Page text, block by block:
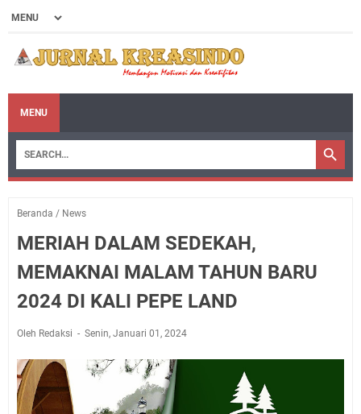
MENU
Beranda / News
MERIAH DALAM SEDEKAH,
MEMAKNAI MALAM TAHUN BARU
2024 DI KALI PEPE LAND
Oleh Redaksi Senin, Januari 01, 2024